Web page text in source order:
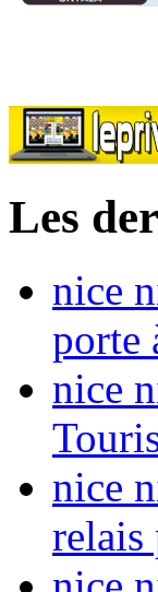
Les
nice
porte
nice
nice
relais